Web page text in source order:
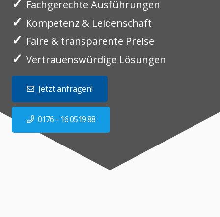
Fachgerechte Ausführungen
✓ Kompetenz & Leidenschaft
✓ Faire & transparente Preise
✓ Vertrauenswürdige Lösungen
Jetzt anfragen!
0176 – 16 0519 88